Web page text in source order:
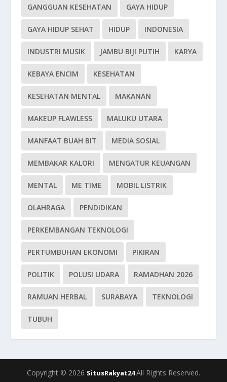
GANGGUAN KESEHATAN GAYA HIDUP
GAYA HIDUP SEHAT HIDUP INDONESIA
INDUSTRI MUSIK JAMBU BIJI PUTIH KARYA
KEBAYA ENCIM KESEHATAN
KESEHATAN MENTAL MAKANAN
MAKEUP FLAWLESS MALUKU UTARA
MANFAAT BUAH BIT MEDIA SOSIAL
MEMBAKAR KALORI MENGATUR KEUANGAN
MENTAL ME TIME MOBIL LISTRIK
OLAHRAGA PENDIDIKAN
PERKEMBANGAN TEKNOLOGI
PERTUMBUHAN EKONOMI PIKIRAN
POLITIK POLUSI UDARA RAMADHAN 2026
RAMUAN HERBAL SURABAYA TEKNOLOGI
TUBUH
Copyright © 2026 SitusRakyat24All Rights Reserved.